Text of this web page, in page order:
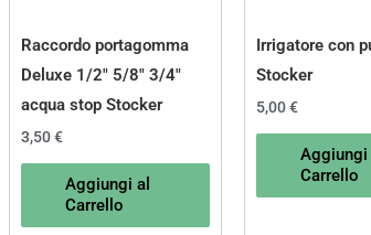
Raccordo portagomma
Deluxe 1/2″ 5/8″ 3/4″
acqua stop Stocker
3,50€
Aggiungi al
Carrello
Irrigatore con
Stocker
5,00€
Aggiungi
Carrello